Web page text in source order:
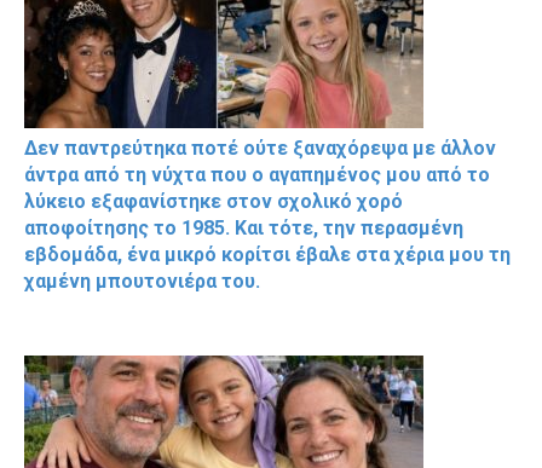
Δεν παντρεύτηκα ποτέ ούτε ξαναχόρεψα με άλλον
άντρα από τη νύχτα που ο αγαπημένος μου από το
λύκειο εξαφανίστηκε στον σχολικό χορό
αποφοίτησης το 1985. Και τότε, την περασμένη
εβδομάδα, ένα μικρό κορίτσι έβαλε στα χέρια μου τη
χαμένη μπουτονιέρα του.